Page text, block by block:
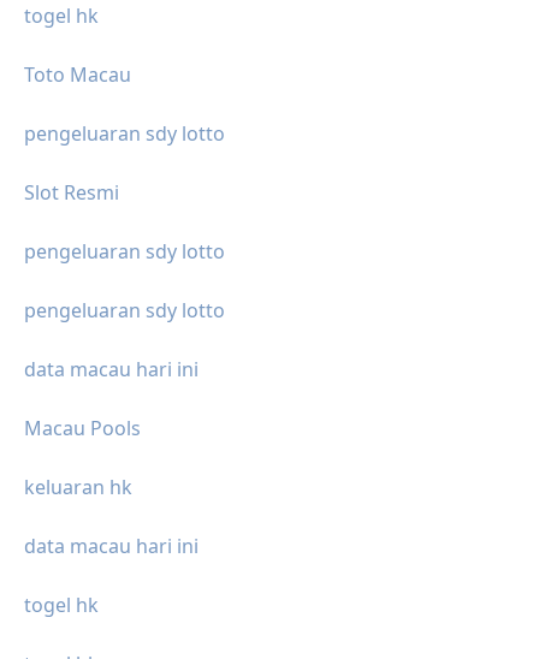
togel hk
Toto Macau
pengeluaran sdy lotto
Slot Resmi
pengeluaran sdy lotto
pengeluaran sdy lotto
data macau hari ini
Macau Pools
keluaran hk
data macau hari ini
togel hk